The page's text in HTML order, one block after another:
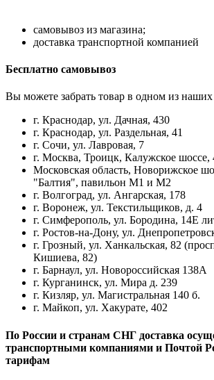
самовывоз из магазина;
доставка транспортной компанией
Бесплатно самовывоз
Вы можете забрать товар в одном из наших
г. Краснодар, ул. Дачная, 430
г. Краснодар, ул. Раздельная, 41
г. Сочи, ул. Лавровая, 7
г. Москва, Троицк, Калужское шоссе,
Московская область, Новорижское
"Балтия", павильон М1 и М2
г. Волгоград, ул. Ангарская, 178
г. Воронеж, ул. Текстильщиков, д. 4
г. Симферополь, ул. Бородина, 14Е
г. Ростов-на-Дону, ул.
г. Грозный, ул. Ханкальская, 82
Кишиева, 82)
г. Барнаул, ул. Новороссийская 138А
г. Курганинск, ул. Мира д. 239
г. Кизляр, ул. Магистральная 140 б.
г. Майкоп, ул. Хакурате, 402
По России и странам СНГ доставка
транспортными компаниями и Почтой
тарифам